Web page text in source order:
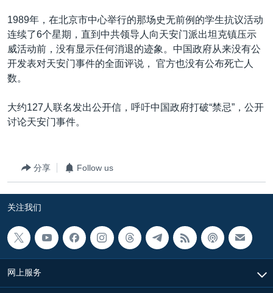
转
检
索
欧洲
非洲
美洲
科教·文娱·体健
军事
劳工
白宫要闻
国会报道
美中关系
埃博拉疫情
关注新疆
VOA视频
VOA今日焦点
中文广播
关注我们
其他语言网站
1989年，在北京市中心举行的那场史无前例的学生抗议活动
连续了6个星期，直到中共领导人向天安门派出坦克镇压示
威活动前，没有显示任何消退的迹象。中国政府从来没有公
开发表对天安门事件的全面评说， 官方也没有公布死亡人
数。
大约127人联名发出公开信，呼吁中国政府打破“禁忌”，公开
讨论天安门事件。
分享 Follow us
关注我们
网上服务